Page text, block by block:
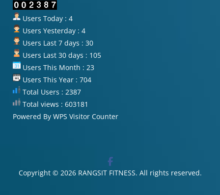
Users Today : 4
Users Yesterday : 4
Users Last 7 days : 30
Users Last 30 days : 105
Users This Month : 23
Users This Year : 704
Total Users : 2387
Total views : 603181
Powered By WPS Visitor Counter
Copyright © 2026 RANGSIT FITNESS. All rights reserved.